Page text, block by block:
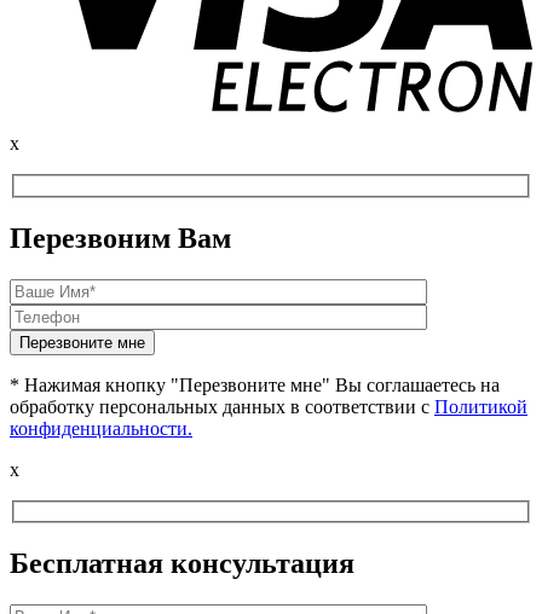
x
Перезвоним Вам
* Нажимая кнопку "Перезвоните мне" Вы соглашаетесь на
обработку персональных данных в соответствии с Политикой
конфиденциальности.
x
Бесплатная консультация